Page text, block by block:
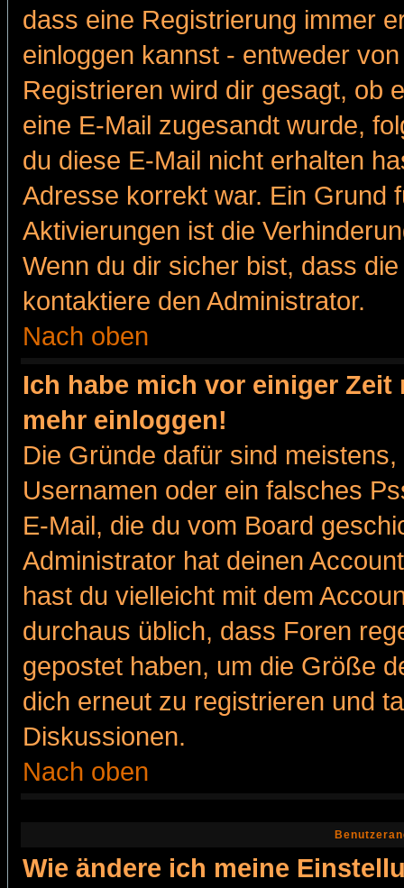
dass eine Registrierung immer
einloggen kannst - entweder
Registrieren wird dir gesagt, ob
eine E-Mail zugesandt wurde,
du diese E-Mail nicht erhalten
Adresse korrekt war. Ein Grund
Aktivierungen ist die
Wenn du dir sicher bist, dass
kontaktiere den Administrator.
Nach oben
Ich habe mich vor einiger
mehr einloggen!
Die Gründe dafür sind
Usernamen oder ein falsches
E-Mail, die du vom Board
Administrator hat deinen
hast du vielleicht mit dem
durchaus üblich, dass Foren
gepostet haben, um die Größe
dich erneut zu registrieren und
Diskussionen.
Nach oben
Wie ändere ich meine